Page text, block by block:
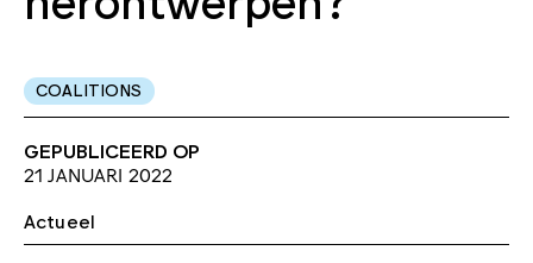
COALITIONS
GEPUBLICEERD OP
21 JANUARI 2022
Actueel